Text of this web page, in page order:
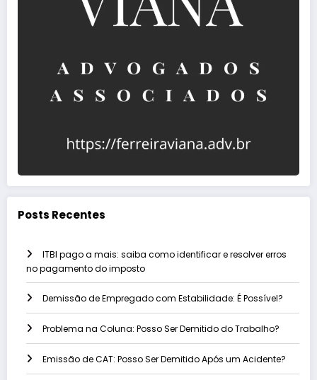
Posts Recentes
ITBI pago a mais: saiba como identificar e resolver erros
no pagamento do imposto
Demissão de Empregado com Estabilidade: É Possível?
Problema na Coluna: Posso Ser Demitido do Trabalho?
Emissão de CAT: Posso Ser Demitido Após um Acidente?